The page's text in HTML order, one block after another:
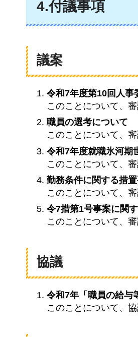
4.付議事項
議案
令和7年度第10回人事
このことについて、
職員の選考について
このことについて、
令和7年度就職氷河期
このことについて、
勤務条件に関する措
このことについて、
令7措第1号事案に関
このことについて、
協議
令和7年「職員の給与
このことについて、協